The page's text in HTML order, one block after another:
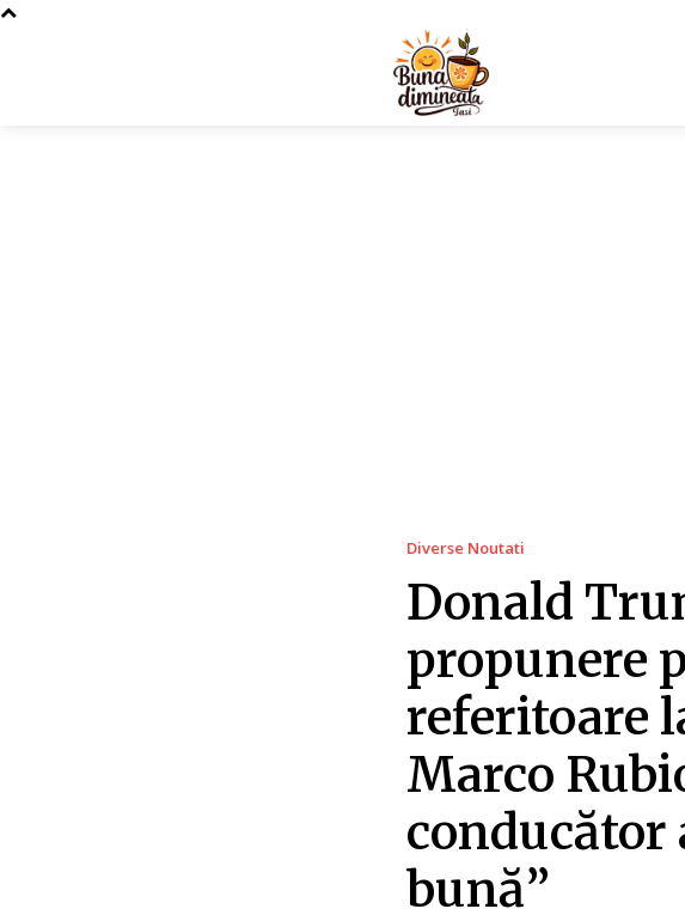
Diverse Noutati
Donald
propunere
referitoare
Marco
conducător
bună”